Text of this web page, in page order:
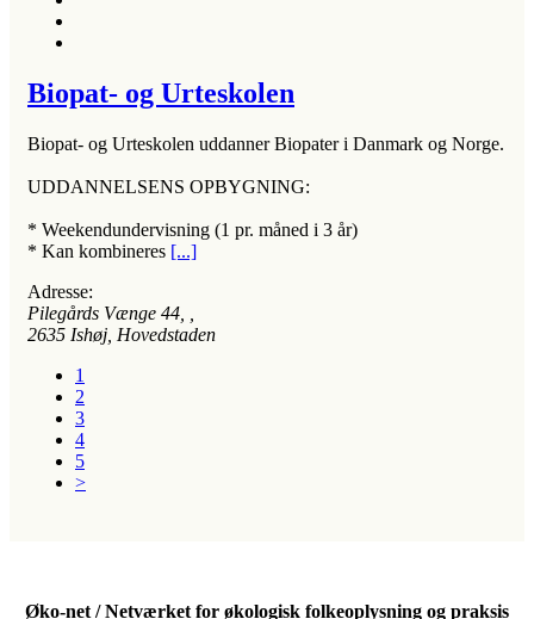
Biopat- og Urteskolen
Biopat- og Urteskolen uddanner Biopater i Danmark og Norge.
UDDANNELSENS OPBYGNING:
* Weekendundervisning (1 pr. måned i 3 år)
* Kan kombineres [...]
Adresse:
Pilegårds Vænge 44
2635 Ishøj, Hovedstaden
1
2
3
4
5
>
Øko-net / Netværket for økologisk folkeoplysning og praksis